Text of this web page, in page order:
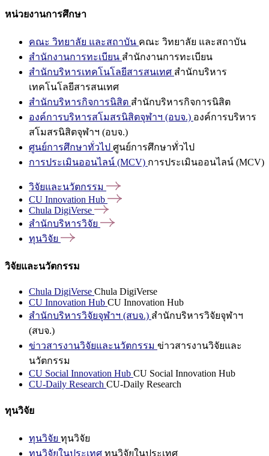
หน่วยงานการศึกษา
คณะ วิทยาลัย และสถาบัน คณะ วิทยาลัย และสถาบัน
สำนักงานการทะเบียน สำนักงานการทะเบียน
สำนักบริหารเทคโนโลยีสารสนเทศ สำนักบริหาร
เทคโนโลยีสารสนเทศ
สำนักบริหารกิจการนิสิต สำนักบริหารกิจการนิสิต
องค์การบริหารสโมสรนิสิตจุฬาฯ (อบจ.) องค์การบริหาร
สโมสรนิสิตจุฬาฯ (อบจ.)
ศูนย์การศึกษาทั่วไป ศูนย์การศึกษาทั่วไป
การประเมินออนไลน์ (MCV) การประเมินออนไลน์ (MCV)
วิจัยและนวัตกรรม
CU Innovation Hub
Chula DigiVerse
สำนักบริหารวิจัย
ทุนวิจัย
วิจัยและนวัตกรรม
Chula DigiVerse Chula DigiVerse
CU Innovation Hub CU Innovation Hub
สำนักบริหารวิจัยจุฬาฯ (สบจ.) สำนักบริหารวิจัยจุฬาฯ
(สบจ.)
ข่าวสารงานวิจัยและนวัตกรรม ข่าวสารงานวิจัยและ
นวัตกรรม
CU Social Innovation Hub CU Social Innovation Hub
CU-Daily Research CU-Daily Research
ทุนวิจัย
ทุนวิจัย ทุนวิจัย
ทุนวิจัยในประเทศ ทุนวิจัยในประเทศ